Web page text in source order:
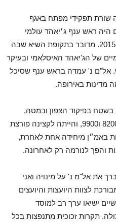
שורת תפקידי מפתח באגף
היה ראש ענף ג׳יאהד עולמי
בחטיבת המחקר בין השנים 2015-2018. מדובר בתקופת השיא שבה
של הג'יאהד האיסלאמי ובעיקר
אל"ם נ' עמדה בראש ענף שסיכל
מדינות באירופה.
בשטח בפיקוד הצפון ובמטה,
ביניהם ביחידות העילית של אמ"ן 8200 ו9900, והייתה לקצינה פורצת
באמ״ן מיחידה אחת לאחרת,
והפך לנורמה רק לאחרונה.
את אל"מ נ' על מינויה ואני
לצוות היועצות והיועצים
ישיאו ערך רב למוסד
תקרות זכוכית מתנפצות בכל